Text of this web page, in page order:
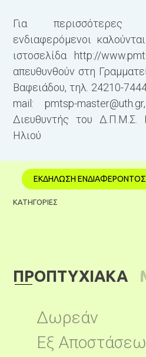
Για περισσότερες
ενδιαφερόμενοι
ιστοσελίδα http://
απευθυνθούν στη
Βαφειάδου, τηλ. 24210-
mail: pmtsp-master@uth.gr
Διευθυντής του Δ.Π.Μ.Σ.
Ηλιού
ΕΚΔΗΛΩΣΗ ΕΝΔΙΑΦΕΡΟΝΤΟΣ
ΚΑΤΗΓΟΡΙΕΣ
ΠΡΟΠΤΥΧΙΑΚΑ
Δωρεάν
Εξ